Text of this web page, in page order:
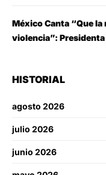
México Canta “Que la
violencia”: Presidenta
HISTORIAL
agosto 2026
julio 2026
junio 2026